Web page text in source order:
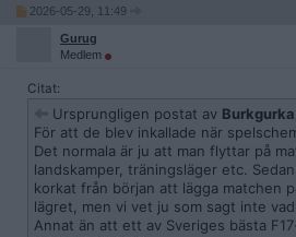
2026-05-29, 11:49
Gurug
Medlem
Citat:
Ursprungligen postat av Burkgurka
För att de blev inkallade när
Det normala är ju att man flyttar på
landskamper, träningsläger etc.
korkat från början att lägga matchen
lägret, men vi vet ju som sagt inte
Annat än att ett av Sveriges bästa